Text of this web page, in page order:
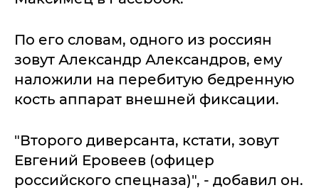
По его словам, одного из россиян
зовут Александр Александров, ему
наложили на перебитую бедренную
кость аппарат внешней фиксации.
"Второго диверсанта, кстати, зовут
Евгений Еровеев (офицер
российского спецназа)", - добавил он.